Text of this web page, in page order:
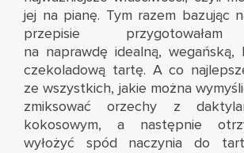
jej na pianę. Tym razem bazując
przepisie
na naprawdę idealną, wegańską,
czekoladową tartę. A co
ze wszystkich, jakie można
zmiksować orzechy z
kokosowym, a następnie
wyłożyć spód naczynia do